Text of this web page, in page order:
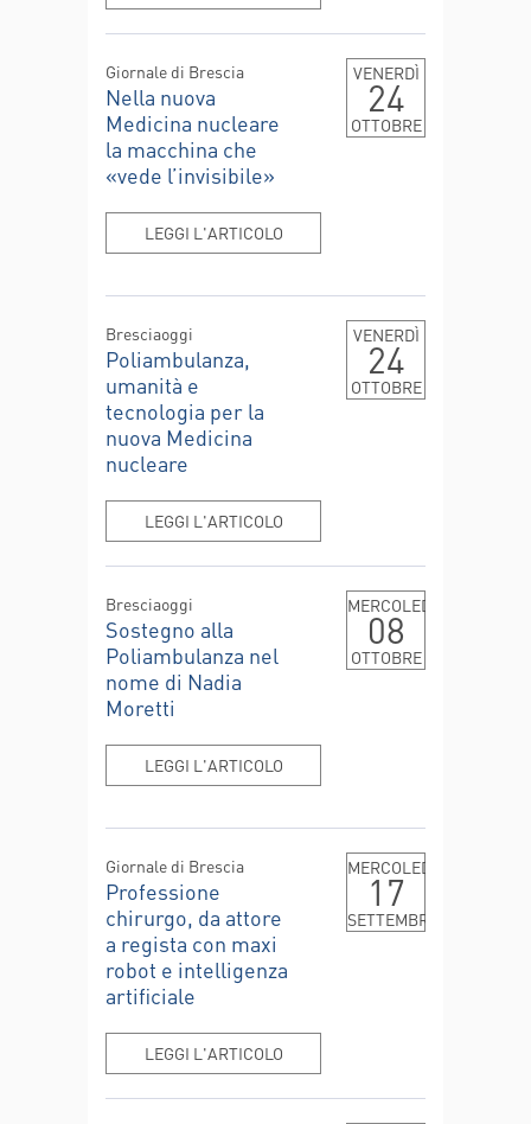
Giornale di Brescia
Nella nuova
Medicina nucleare
la macchina che
«vede l’invisibile»
LEGGI L'ARTICOLO
VENERDÌ
24
OTTOBRE
Bresciaoggi
Poliambulanza,
umanità e
tecnologia per la
nuova Medicina
nucleare
LEGGI L'ARTICOLO
VENERDÌ
24
OTTOBRE
Bresciaoggi
Sostegno alla
Poliambulanza nel
nome di Nadia
Moretti
LEGGI L'ARTICOLO
MERCOLEDÌ
08
OTTOBRE
Giornale di Brescia
Professione
chirurgo, da attore
a regista con maxi
robot e intelligenza
artificiale
LEGGI L'ARTICOLO
MERCOLEDÌ
17
SETTEMBRE